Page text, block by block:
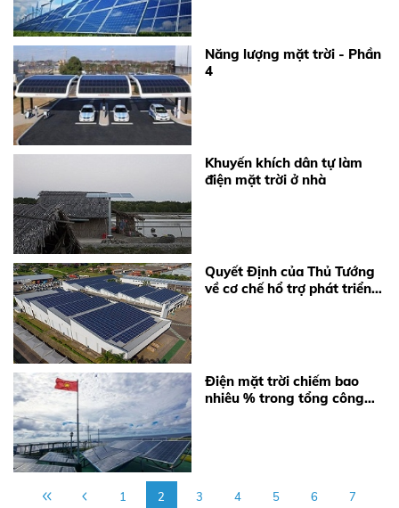
Năng lượng mặt trời - Phần
4
Khuyến khích dân tự làm
điện mặt trời ở nhà
Quyết Định của Thủ Tướng
về cơ chế hổ trợ phát triển
Điện mặt trời chiếm bao
nhiêu % trong tổng công
1 2 3 4 5 6 7